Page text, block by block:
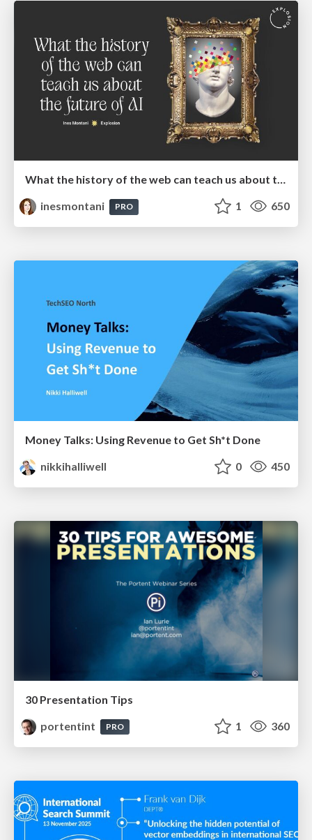
What the history of the web can teach us about the future of AI
inesmontani
PRO 1 650
Money Talks: Using Revenue to Get Sh*t Done
nikkihalliwell
0 450
30 Presentation Tips
portentint
PRO 1 360